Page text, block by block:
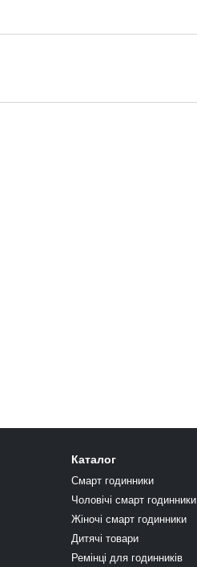
Каталог
Смарт годинники
Чоловічі смарт годинники
Жіночі смарт годинники
Дитячі товари
Ремінці для годинників